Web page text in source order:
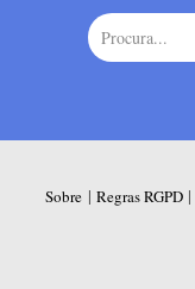
Sobre | Regras RGPD|